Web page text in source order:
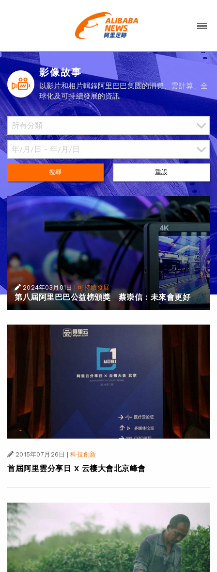
影像故事
以影片和相片輯錄阿里巴巴集團的消費、雲計算、全
球化及可持續發展的資訊
搜尋 重設
2024年03月01日 |可持續發展
第八屆阿里巴巴公益榜頒獎 蔡崇信：未來會更好
2015年07月26日 科技創新
首屆阿里雲分享日 X 云棲大會北京峰會